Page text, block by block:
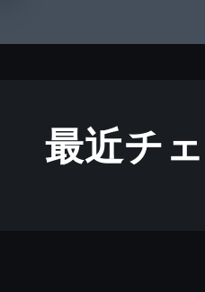
最近チ